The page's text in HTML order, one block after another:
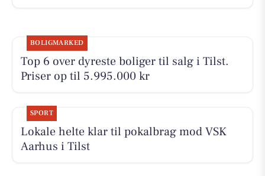
BOLIGMARKED
Top 6 over dyreste boliger til salg i Tilst.
Priser op til 5.995.000 kr
SPORT
Lokale helte klar til pokalbrag mod VSK
Aarhus i Tilst